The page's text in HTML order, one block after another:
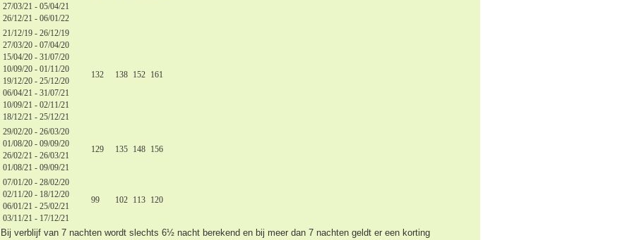
27/03/21 - 05/04/21
26/12/21 - 06/01/22
21/12/19 - 26/12/19
27/03/20 - 07/04/20
15/04/20 - 31/07/20
10/09/20 - 01/11/20
19/12/20 - 25/12/20
06/04/21 - 31/07/21
10/09/21 - 02/11/21
18/12/21 - 25/12/21
132 138 152 161
29/02/20 - 26/03/20
01/08/20 - 09/09/20
26/02/21 - 26/03/21
01/08/21 - 09/09/21
129 135 148 156
07/01/20 - 28/02/20
02/11/20 - 18/12/20
06/01/21 - 25/02/21
03/11/21 - 17/12/21
99 102 113 120
Bij verblijf van 7 nachten wordt slechts 6½ nacht berekend en bij meer dan 7 nachten geldt er een korting